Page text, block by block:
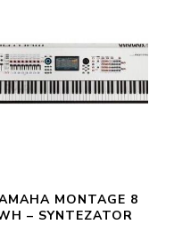
MONTAGE 8
– SYNTEZATOR